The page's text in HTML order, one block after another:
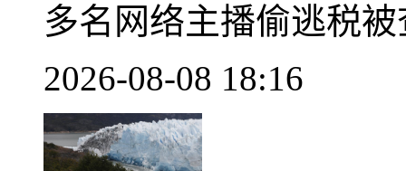
多名网络主播偷逃税被
2026-08-08 18:16